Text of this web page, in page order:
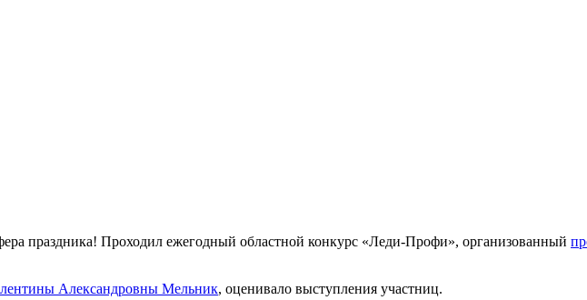
праздника! Проходил ежегодный областной конкурс «Леди-Профи», организованный
Александровны Мельник, оценивало выступления участниц.